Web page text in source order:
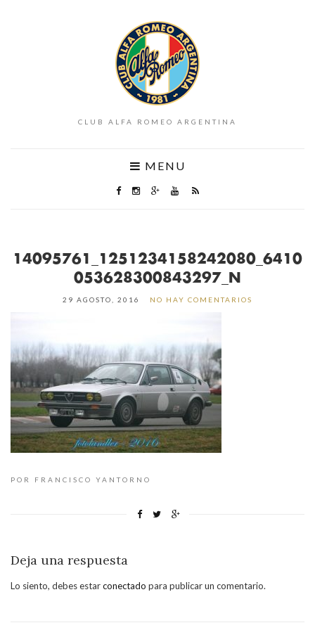
CLUB ALFA ROMEO ARGENTINA
MENU
14095761_1251234158242080_6410
053628300843297_N
29 AGOSTO, 2016 NO HAY COMENTARIOS
POR FRANCISCO YANTORNO
Deja una respuesta
Lo siento, debes estarconectado para publicar un comentario.